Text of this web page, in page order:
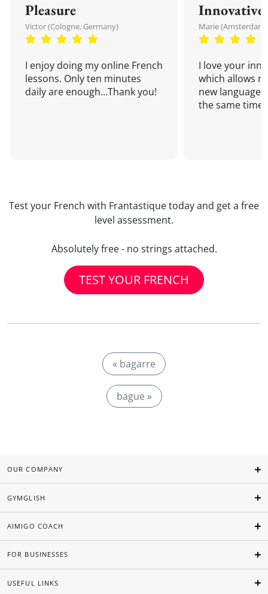
Pleasure
Victor (Cologne, Germany)
I enjoy doing my online French
lessons. Only ten minutes
daily are enough...Thank you!
Innovative
Marie
I love your
which allows
new language
the same time!
Test your French with Frantastique today and get a free
level assessment.
Absolutely free - no strings attached.
TEST YOUR FRENCH
« bagarre
bague »
OUR COMPANY
GYMGLISH
AIMIGO COACH
FOR BUSINESSES
USEFUL LINKS